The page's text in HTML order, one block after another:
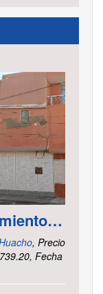
MZ. I LOTE 7 del asentamiento Humano las Delicias – Paramonga – Barranca – Lima
, Precio
Fecha